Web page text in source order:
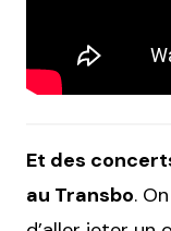
Et des
au Transbo.